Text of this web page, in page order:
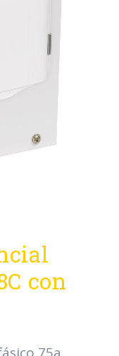
con